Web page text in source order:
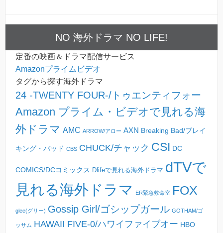
NO 海外ドラマ NO LIFE!
定番の映画＆ドラマ配信サービス
Amazonプライムビデオ
タグから探す海外ドラマ
24 -TWENTY FOUR-/トゥエンティフォー
Amazon プライム・ビデオで見れる海
外ドラマ AMC ARROW/アロー AXN Breaking Bad/ブレイ
キング・バッド CBS CHUCK/チャック CSI DC
COMICS/DCコミックス Dlifeで見れる海外ドラマ dTVで
見れる海外ドラマ
ER緊急救命室 FOX
glee(グリー) Gossip Girl/ゴシップガール GOTHAM/ゴ
ッサム HAWAII FIVE-0/ハワイファイブオー HBO